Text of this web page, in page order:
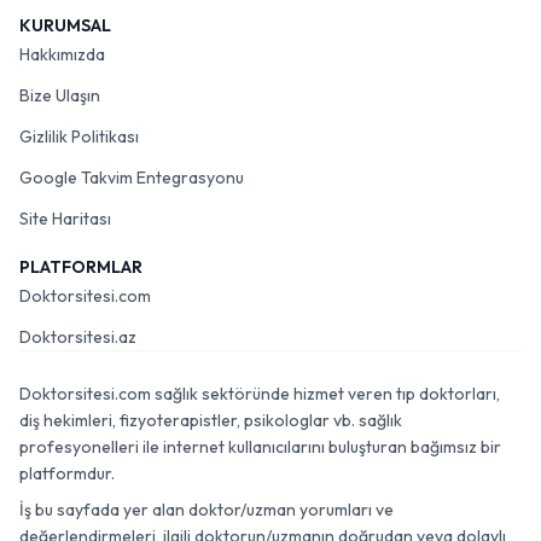
KURUMSAL
Hakkımızda
Bize Ulaşın
Gizlilik Politikası
Google Takvim Entegrasyonu
Site Haritası
PLATFORMLAR
Doktorsitesi.com
Doktorsitesi.az
Doktorsitesi.com sağlık sektöründe hizmet veren tıp doktorları,
diş hekimleri, fizyoterapistler, psikologlar vb. sağlık
profesyonelleri ile internet kullanıcılarını buluşturan bağımsız bir
platformdur.
İş bu sayfada yer alan doktor/uzman yorumları ve
değerlendirmeleri, ilgili doktorun/uzmanın doğrudan veya dolaylı